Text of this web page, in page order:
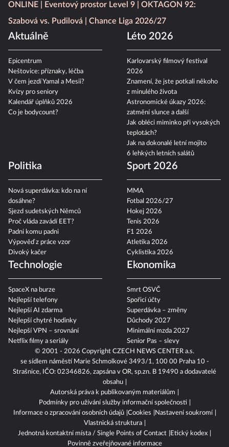
© 2001 - 2026 Copyright CZECH NEWS CENTER a.s.
se sídlem náměstí Marie Schmolkové 3493/1, 100 00 Praha 10 -
Strašnice, IČO: 02346826, zapsána v OR, sp.zn. B 19490 a dodavatelé
obsahu
Autorská práva k publikovaným materiálům
Podmínky pro užívání služby informační společnosti
Informace o zpracování osobních údajů Cookies
Nastavení soukromí
Vlastnická struktura
Jednotná kontaktní místa / Single Points of Contact
Etický kodex
Povinně zveřejňované informace
ONLINE
Eventový prostor Level 9
OKTAGON 92:
Szabová vs. Pudilová
Chance Liga 2026/27
Aktuálně
Epicentrum
Neštovice: příznaky, léčba
V čem jezdí Yamal a Mesii?
Kvízy pro seniory
Kalendář úplňků 2026
Co je bodycount?
Léto 2026
Karlovarský filmový festival
2026
Znamení, že jste potkali někoho
z minulého života
Astronomické úkazy 2026:
zatmění slunce a další
Jak obléci miminko při vysokých
teplotách?
Jak na dokonalé letní mojito
6 lehkých letních salátů
Politika
Nová superdávka: kdo na ní
dosáhne?
Sjezd sudetských Němců
Proč vláda zavádí EET?
Padni komu padni
Výpověď z práce vzor
Divoký kačer
Sport 2026
MMA
Fotbal 2026/27
Hokej 2026
Tenis 2026
F1 2026
Atletika 2026
Cyklistika 2026
Technologie
SpaceX na burze
Nejlepší telefony
Nejlepší AI zdarma
Nejlepší chytré hodinky
Nejlepší VPN – srovnání
Netflix filmy a seriály
Ekonomika
Smrt OSVČ
Spořicí účty
Superdávka – změny
Důchody 2027
Minimální mzda 2027
Senior Pas – slevy